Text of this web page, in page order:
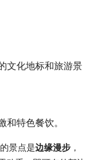
文化地标和旅游景
特色餐饮。
景点是边缘漫步 ，